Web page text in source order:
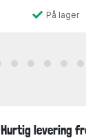
På lager
Hurtig levering